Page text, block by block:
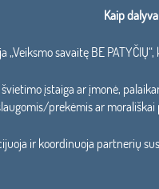
Kaip
„Veiksmo savaitę BE
įstaiga ar įmonė,
prekėmis ar
ir koordinuoja partnerių